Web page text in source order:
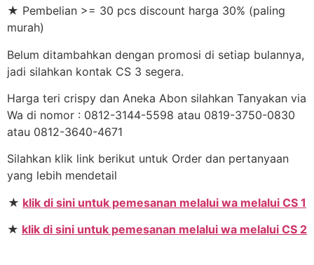
★ Pembelian >= 30 pcs discount harga 30% (paling
murah)
Belum ditambahkan dengan promosi di setiap bulannya,
jadi silahkan kontak CS 3 segera.
Harga teri crispy dan Aneka Abon silahkan Tanyakan via
Wa di nomor : 0812-3144-5598 atau 0819-3750-0830
atau 0812-3640-4671
Silahkan klik link berikut untuk Order dan pertanyaan
yang lebih mendetail
★ klik di sini untuk pemesanan melalui wa melalui CS 1
★ klik di sini untuk pemesanan melalui wa melalui CS 2